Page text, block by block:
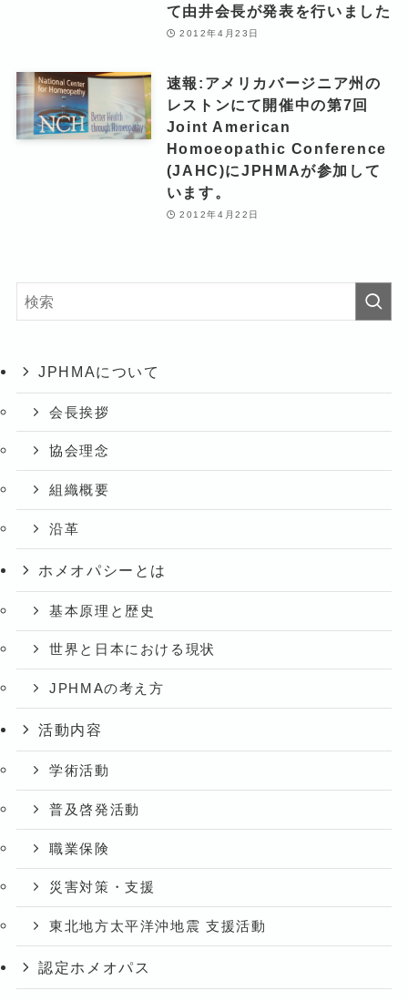
て由井会長が発表を行いました
2012年4月23日
速報:アメリカバージニア州の
レストンにて開催中の第7回
Joint American
Homoeopathic Conference
(JAHC)にJPHMAが参加して
います。
2012年4月22日
JPHMAについて
会長挨拶
協会理念
組織概要
沿革
ホメオパシーとは
基本原理と歴史
世界と日本における現状
JPHMAの考え方
活動内容
学術活動
普及啓発活動
職業保険
災害対策・支援
東北地方太平洋沖地震 支援活動
認定ホメオパス